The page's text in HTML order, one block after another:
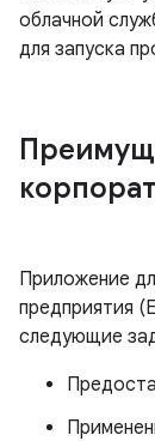
облачной
для запуска
Приложение
предприятия
следующие